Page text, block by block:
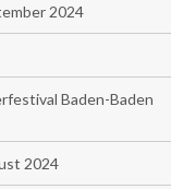
2024
Baden-Baden
2024